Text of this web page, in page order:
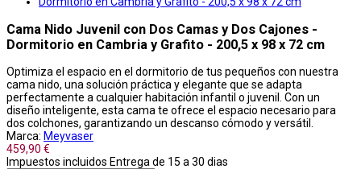
Cama Nido Juvenil con Dos Camas y Dos Cajones -
Dormitorio en Cambria y Grafito - 200,5 x 98 x 72 cm
Optimiza el espacio en el dormitorio de tus pequeños con nuestra
cama nido, una solución práctica y elegante que se adapta
perfectamente a cualquier habitación infantil o juvenil. Con un
diseño inteligente, esta cama te ofrece el espacio necesario para
dos colchones, garantizando un descanso cómodo y versátil.
Marca: Meyvaser
459,90 €
Impuestos incluidos Entrega de 15 a 30 dias